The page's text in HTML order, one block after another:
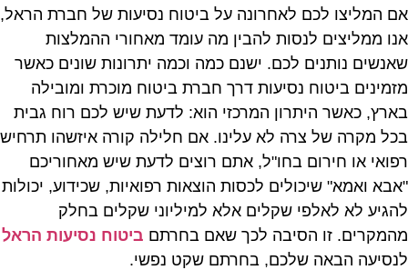
אם המליצו לכם לאחרונה על ביטוח נסיעות של חברת הראל,
אנו ממליצים לנסות להבין מה עומד מאחורי ההמלצות
שאנשים נותנים לכם. ישנם כמה וכמה יתרונות שונים כאשר
מזמינים ביטוח נסיעות דרך חברת ביטוח מוכרת ומובילה
בארץ, כאשר היתרון המרכזי הוא: לדעת שיש לכם רוח גבית
בכל מקרה של צרה לא עלינו. אם חלילה קורה איזשהו תרחיש
רפואי או חירום בחו"ל, אתם רוצים לדעת שיש מאחוריכם
"אבא ואמא" שיכולים לכסות הוצאות רפואיות, שכידוע, יכולות
להגיע לא לאלפי שקלים אלא למיליוני שקלים בחלק
מהמקרים. זו הסיבה לכך שאם בחרתם ביטוח נסיעות הראל
לנסיעה הבאה שלכם, בחרתם שקט נפשי.